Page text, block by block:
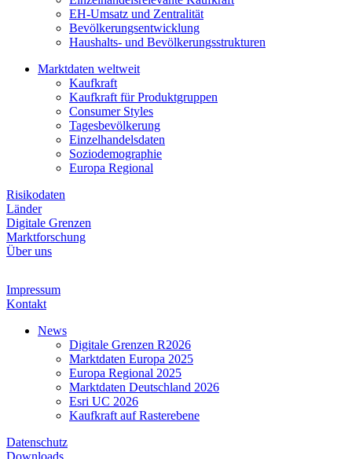
EH-Umsatz und Zentralität
Bevölkerungsentwicklung
Haushalts- und Bevölkerungsstrukturen
Marktdaten weltweit
Kaufkraft
Kaufkraft für Produktgruppen
Consumer Styles
Tagesbevölkerung
Einzelhandelsdaten
Soziodemographie
Europa Regional
Risikodaten
Länder
Digitale Grenzen
Marktforschung
Über uns
Impressum
Kontakt
News
Digitale Grenzen R2026
Marktdaten Europa 2025
Europa Regional 2025
Marktdaten Deutschland 2026
Esri UC 2026
Kaufkraft auf Rasterebene
Datenschutz
Downloads